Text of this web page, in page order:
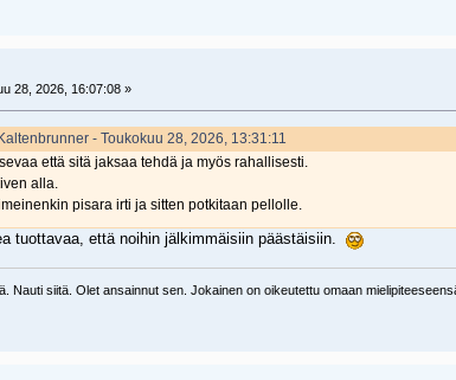
28, 2026, 16:07:08 »
- Toukokuu 28, 2026, 13:31:11
että sitä jaksaa tehdä ja myös rahallisesti.
alla.
pisara irti ja sitten potkitaan pellolle.
tuottavaa, että noihin jälkimmäisiin päästäisiin.
Nauti siitä. Olet ansainnut sen. Jokainen on oikeutettu omaan